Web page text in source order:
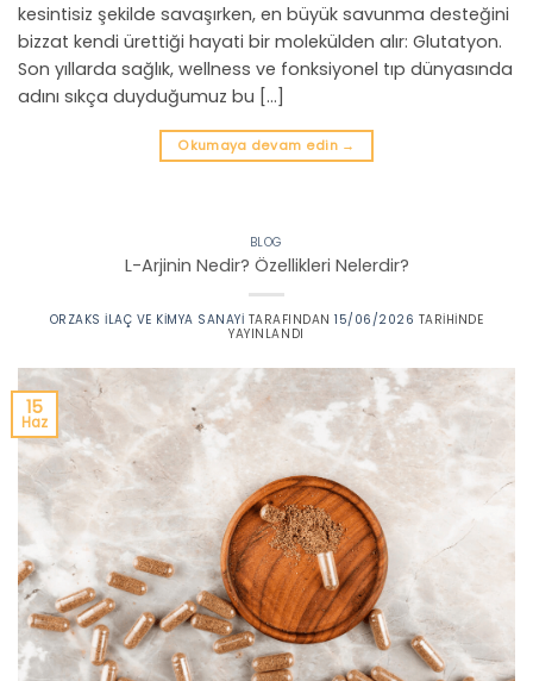
kesintisiz şekilde savaşırken, en büyük savunma desteğini
bizzat kendi ürettiği hayati bir molekülden alır: Glutatyon.
Son yıllarda sağlık, wellness ve fonksiyonel tıp dünyasında
adını sıkça duyduğumuz bu […]
Okumaya devam edin →
BLOG
L-Arjinin Nedir? Özellikleri Nelerdir?
ORZAKS İLAÇ VE KIMYA SANAYI TARAFINDAN 15/06/2026 TARIHINDE
YAYINLANDI
15
Haz